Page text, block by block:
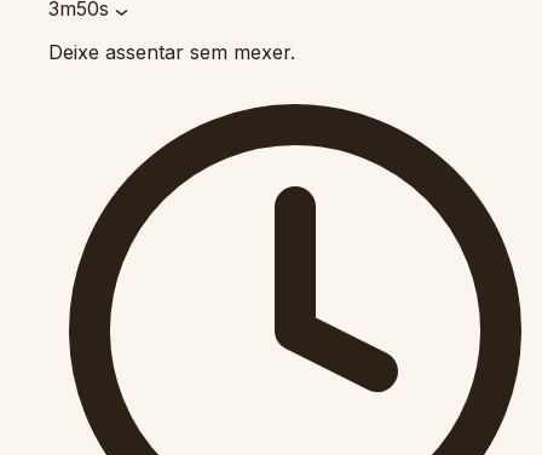
3m50s
Deixe assentar sem mexer.